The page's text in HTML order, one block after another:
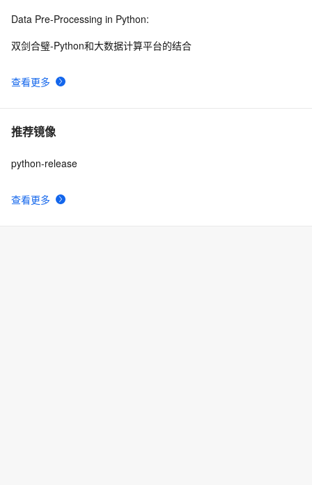
查看更多
Data Pre-Processing in Python:
双剑合璧-Python和大数据计算平台的结合
推荐镜像
查看更多
python-release